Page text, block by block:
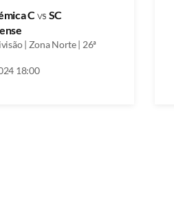
Cvs SC
| Zona Norte | 26ª
18:00